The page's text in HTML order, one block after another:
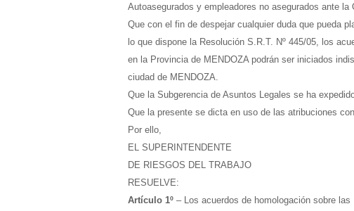
Autoasegurados y empleadores no asegurados ante
Que con el fin de despejar cualquier duda que pueda
lo que dispone la Resolución S.R.T. Nº 445/05, los
en la Provincia de MENDOZA podrán ser iniciados
ciudad de MENDOZA.
Que la Subgerencia de Asuntos Legales se ha
Que la presente se dicta en uso de las atribuciones
Por ello,
EL SUPERINTENDENTE
DE RIESGOS DEL TRABAJO
RESUELVE:
Artículo 1º – Los acuerdos de homologación sobre